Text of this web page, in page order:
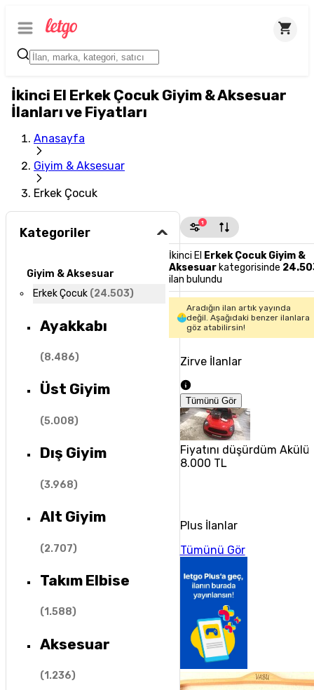
İkinci El Erkek Çocuk Giyim & Aksesuar
İlanları ve Fiyatları
Anasayfa
Giyim & Aksesuar
Erkek Çocuk
Kategoriler
Giyim & Aksesuar
Erkek Çocuk (24.503)
Ayakkabı
(8.486)
Üst Giyim
(5.008)
Dış Giyim
(3.968)
Alt Giyim
(2.707)
Takım Elbise
(1.588)
Aksesuar
(1.236)
1
İkinci El Erkek Çocuk Giyim &
Aksesuarkategorisinde
ilan bulundu
Aradığın ilan artık yayında
değil. Aşağıdaki benzer ilanlara
göz atabilirsin!
Zirve İlanlar
Tümünü Gör
Fiyatını düşürdüm Akülü
8.000 TL
Plus İlanlar
Tümünü Gör